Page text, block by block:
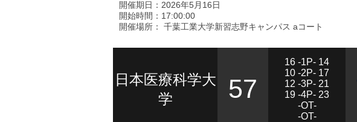
開催期日：2026年5月16日
開始時間：17:00:00
開催場所： 千葉工業大学新習志野キャンパス aコート
日本医療科学大
学
57
16 -1P- 14
10 -2P- 17
12 -3P- 21
19 -4P- 23
-OT-
-OT-